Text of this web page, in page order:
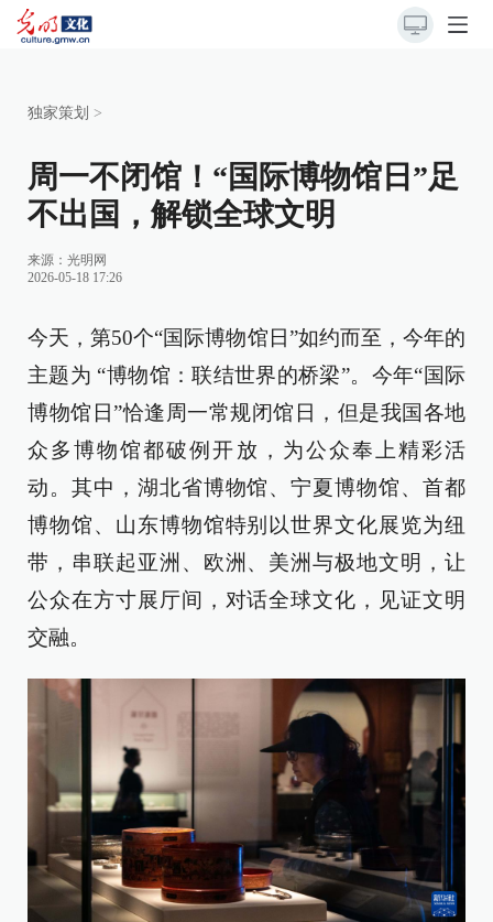
独家策划 >
周一不闭馆！“国际博物馆日”足
不出国，解锁全球文明
来源： 光明网
2026-05-18 17:26
今天，第50个“国际博物馆日”如约而至，今年的
主题为 “博物馆：联结世界的桥梁”。今年“国际
博物馆日”恰逢周一常规闭馆日，但是我国各地
众多博物馆都破例开放，为公众奉上精彩活
动。其中，湖北省博物馆、宁夏博物馆、首都
博物馆、山东博物馆特别以世界文化展览为纽
带，串联起亚洲、欧洲、美洲与极地文明，让
公众在方寸展厅间，对话全球文化，见证文明
交融。